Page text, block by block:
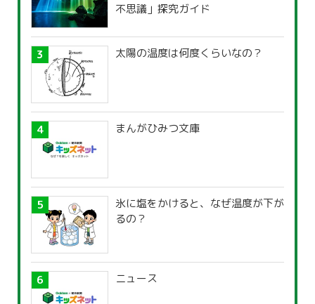
不思議」探究ガイド
太陽の温度は何度くらいなの？
まんがひみつ文庫
氷に塩をかけると、なぜ温度が下が
るの？
ニュース